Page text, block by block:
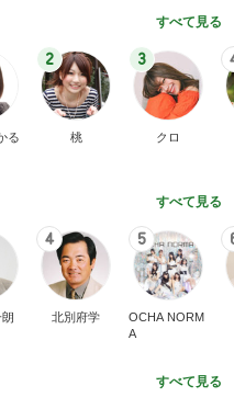
すべて見る
る
2
桃
3
クロ
すべて見る
4
北別府学
5
OCHA NORM
A
すべて見る